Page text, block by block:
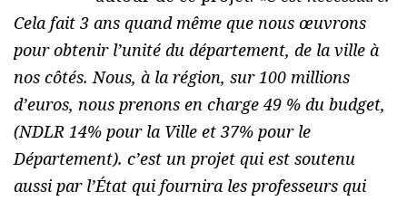
Cela fait 3 ans quand même que nous œuvrons
pour obtenir l’unité du département, de la ville à
nos côtés. Nous, à la région, sur 100 millions
d’euros, nous prenons en charge 49 % du budget,
(NDLR 14% pour la Ville et 37% pour le
Département). c’est un projet qui est soutenu
aussi par l’État qui fournira les professeurs qui